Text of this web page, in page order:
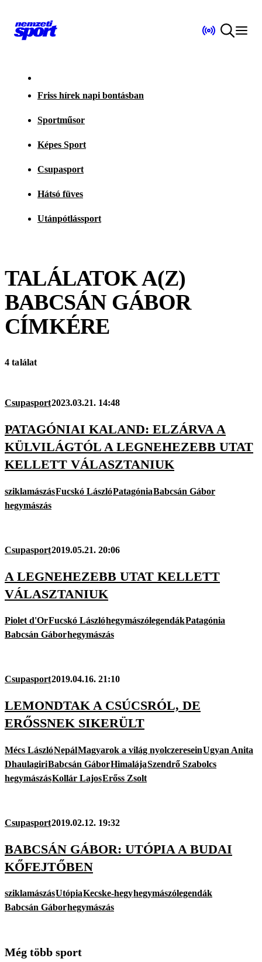
Friss hírek napi bontásban
Sportműsor
Képes Sport
Csupasport
Hátsó füves
Utánpótlássport
TALÁLATOK A(Z)
BABCSÁN GÁBOR
CÍMKÉRE
4 találat
Csupasport2023.03.21. 14:48
PATAGÓNIAI KALAND: ELZÁRVA A
KÜLVILÁGTÓL A LEGNEHEZEBB UTAT
KELLETT VÁLASZTANIUK
sziklamászásFucskó LászlóPatagóniaBabcsán Gábor
hegymászás
Csupasport2019.05.21. 20:06
A LEGNEHEZEBB UTAT KELLETT
VÁLASZTANIUK
Piolet d'OrFucskó LászlóhegymászólegendákPatagónia
Babcsán Gáborhegymászás
Csupasport2019.04.16. 21:10
LEMONDTAK A CSÚCSRÓL, DE
ERŐSSNEK SIKERÜLT
Mécs LászlóNepálMagyarok a világ nyolczereseinUgyan Anita
DhaulagiriBabcsán GáborHimalájaSzendrő Szabolcs
hegymászásKollár LajosErőss Zsolt
Csupasport2019.02.12. 19:32
BABCSÁN GÁBOR: UTÓPIA A BUDAI
KŐFEJTŐBEN
sziklamászásUtópiaKecske-hegyhegymászólegendák
Babcsán Gáborhegymászás
Még több sport